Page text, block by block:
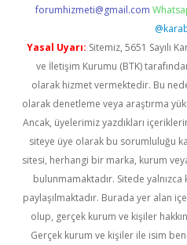
forumhizmeti@gmail.com
Yasal Uyarı: Sitemiz, 5651 Sayılı
ve İletişim Kurumu (BTK)
olarak hizmet vermektedir. Bu
olarak denetleme veya araştırma
Ancak, üyelerimiz yazdıkları
siteye üye olarak bu sorumluluğu
sitesi, herhangi bir marka, kurum
bulunmamaktadır. Sitede yalnızca
paylaşılmaktadır. Burada yer alan
olup, gerçek kurum ve kişiler
Gerçek kurum ve kişiler ile isim